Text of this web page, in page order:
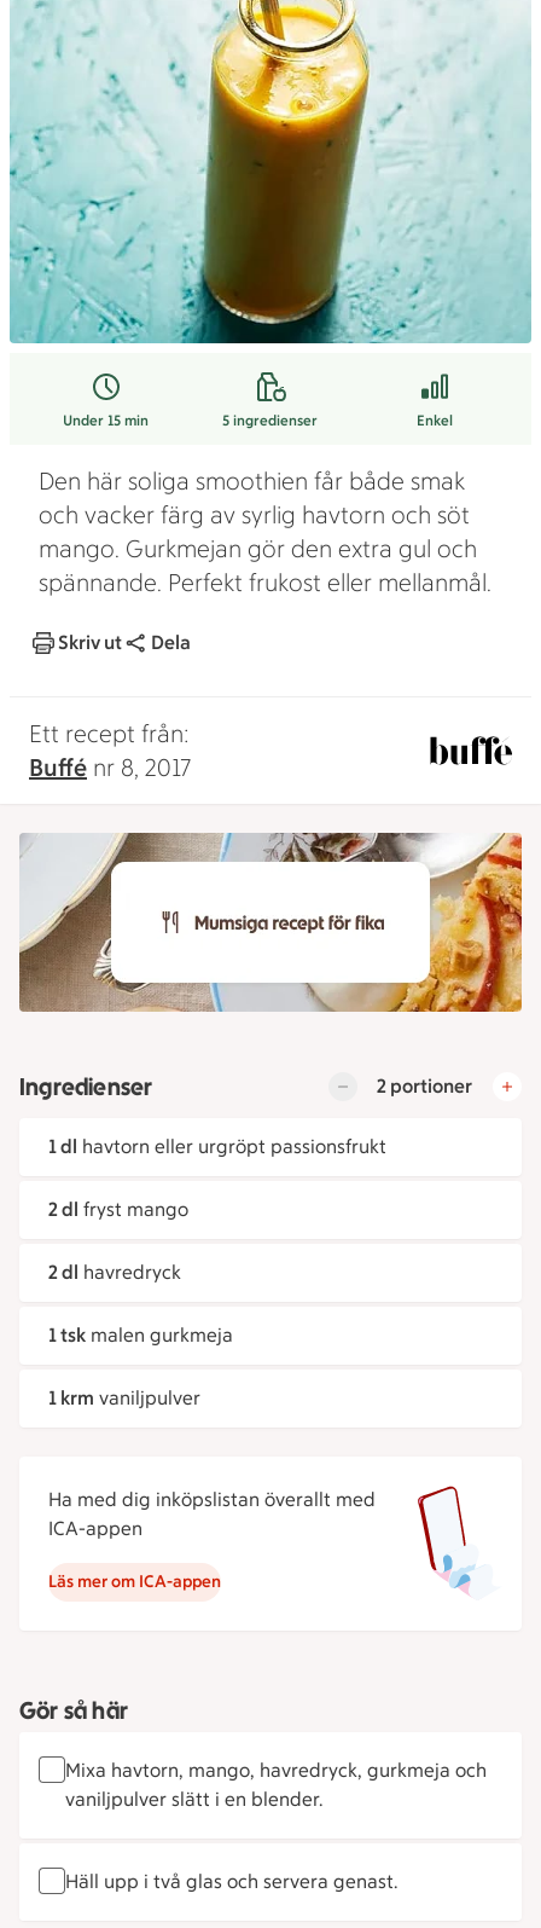
Under 15 min 5ingredienser Enkel
Den här soliga smoothien får både smak
och vacker färg av syrlig havtorn och söt
mango. Gurkmejan gör den extra gul och
spännande. Perfekt frukost eller mellanmål.
Skriv ut Dela
Ett recept från:
Buffé nr 8, 2017
Ingredienser 2 portioner
1 dl havtorn eller urgröpt passionsfrukt
2 dl fryst mango
2 dl havredryck
1 tsk malen gurkmeja
1 krm vaniljpulver
Ha med dig inköpslistan överallt med
ICA-appen
Läs mer om ICA-appen
Gör så här
Mixa havtorn, mango, havredryck, gurkmeja och
vaniljpulver slätt i en blender.
Häll upp i två glas och servera genast.